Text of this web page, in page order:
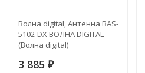
Волна digital, Антенна BAS-
5102-DX ВОЛНА DIGITAL
(Волна digital)
3 885 ₽